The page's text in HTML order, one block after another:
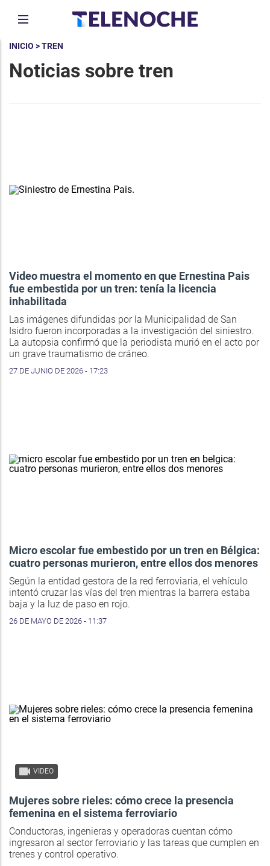
INICIO > TREN
Noticias sobre tren
Video muestra el momento en que Ernestina Pais
fue embestida por un tren: tenía la licencia
inhabilitada
Las imágenes difundidas por la Municipalidad de San
Isidro fueron incorporadas a la investigación del siniestro.
La autopsia confirmó que la periodista murió en el acto por
un grave traumatismo de cráneo.
27 DE JUNIO DE 2026 - 17:23
Micro escolar fue embestido por un tren en Bélgica:
cuatro personas murieron, entre ellos dos menores
Según la entidad gestora de la red ferroviaria, el vehículo
intentó cruzar las vías del tren mientras la barrera estaba
baja y la luz de paso en rojo.
26 DE MAYO DE 2026 - 11:37
VIDEO
Mujeres sobre rieles: cómo crece la presencia
femenina en el sistema ferroviario
Conductoras, ingenieras y operadoras cuentan cómo
ingresaron al sector ferroviario y las tareas que cumplen en
trenes y control operativo.